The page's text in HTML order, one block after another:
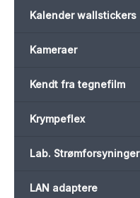
Kalender wallstickers
Kameraer
Kendt fra tegnefilm
Krympeflex
Lab. Strømforsyninger
LAN adaptere